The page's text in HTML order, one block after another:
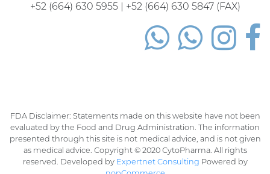
+52 (664) 630 5955 | +52 (664) 630 5847 (FAX)
FDA Disclaimer: Statements made on this website have not been
evaluated by the Food and Drug Administration. The information
presented through this site is not medical advice, and is not given
as medical advice. Copyright © 2020 CytoPharma. All rights
reserved. Developed by Expertnet Consulting Powered by